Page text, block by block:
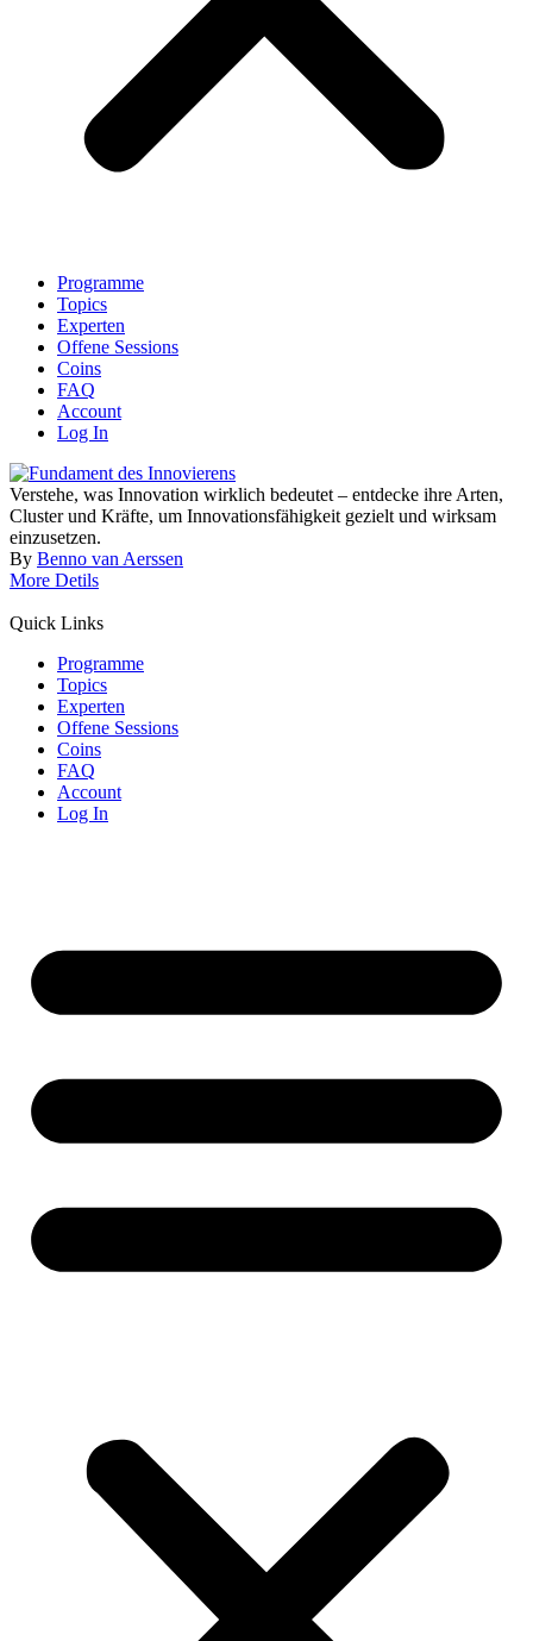
Programme
Topics
Experten
Offene Sessions
Coins
FAQ
Account
Log In
Verstehe, was Innovation wirklich bedeutet – entdecke ihre Arten,
Cluster und Kräfte, um Innovationsfähigkeit gezielt und wirksam
einzusetzen.
By Benno van Aerssen
More Detils
Quick Links
Programme
Topics
Experten
Offene Sessions
Coins
FAQ
Account
Log In